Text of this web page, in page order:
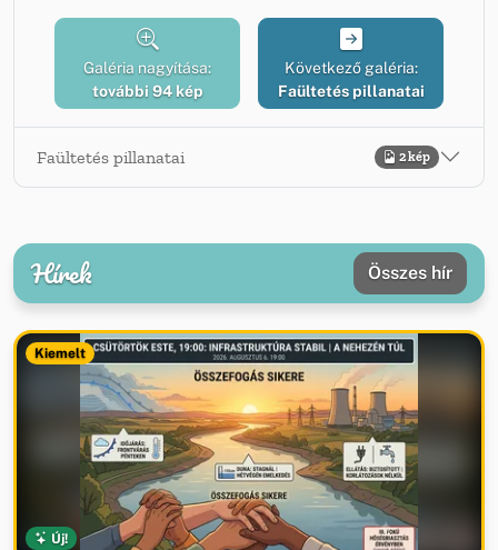
Galéria nagyítása:
további 94 kép
Következő galéria:
Faültetés pillanatai
Faültetés pillanatai 2 kép
Hírek Összes hír
Kiemelt
Új!